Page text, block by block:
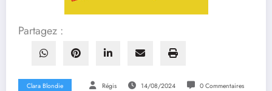
Partagez :
Clara Blondie Régis 14/08/2024 0 Commentaires